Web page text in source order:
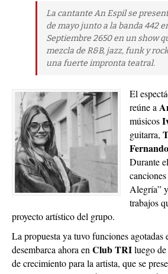
La cantante An Espil se
de mayo junto a la banda 442
Septiembre 2650 en un show
mezcla de R&B, jazz, funk y
una fuerte impronta teatral.
El
reúne a
músicos
guitarra,
Durante
Alegría”
trabajos
proyecto artístico del grupo.
La propuesta ya tuvo funciones
desembarca ahora en Club TRIluego de
de crecimiento para la artista, que se